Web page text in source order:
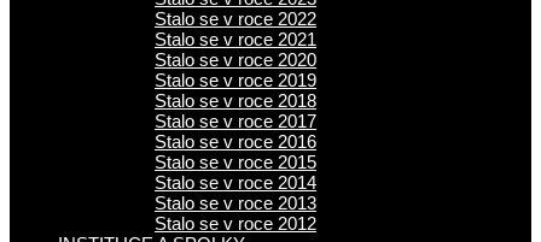
Stalo se v roce 2022
Stalo se v roce 2021
Stalo se v roce 2020
Stalo se v roce 2019
Stalo se v roce 2018
Stalo se v roce 2017
Stalo se v roce 2016
Stalo se v roce 2015
Stalo se v roce 2014
Stalo se v roce 2013
Stalo se v roce 2012